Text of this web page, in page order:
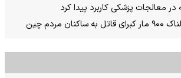
معالجات پزشکی کاربرد پیدا کرد
مردم چین